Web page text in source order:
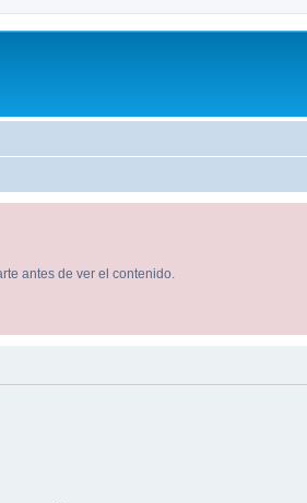
antes de ver el contenido.